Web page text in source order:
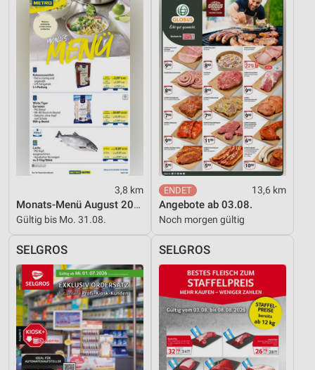
3,8 km
Monats-Menü August 2026
Gültig bis Mo. 31.08.
13,6 km
Angebote ab 03.08.
Noch morgen gültig
SELGROS SELGROS